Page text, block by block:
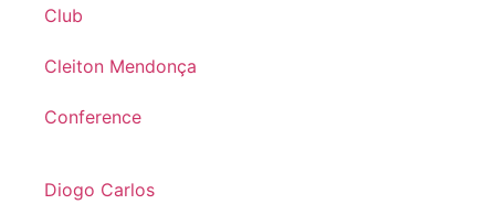
Club
Cleiton Mendonça
Conference
Diogo Carlos